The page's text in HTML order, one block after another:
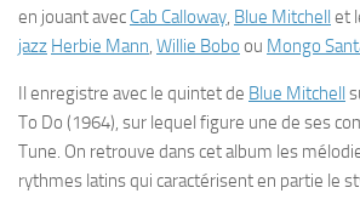
en jouant avec Cab Calloway, Blue Mitchell et
jazz Herbie Mann, Willie Bobo ou Mongo
Il enregistre avec le quintet de Blue Mitchell
To Do (1964), sur lequel figure une de ses
Tune. On retrouve dans cet album les
rythmes latins qui caractérisent en partie le